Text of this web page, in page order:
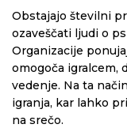
Obstajajo številni
ozaveščati ljudi o
Organizacije
omogoča igralcem,
vedenje. Na ta
igranja, kar lahko
na srečo.